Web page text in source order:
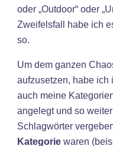
oder „Outdoor“ oder
Zweifelsfall habe ich
so.
Um dem ganzen
aufzusetzen, habe ich
auch meine
angelegt und so
Schlagwörter
Kategorie waren